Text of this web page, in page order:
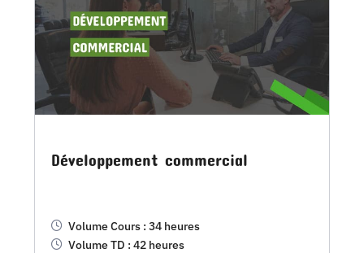
Développement commercial
Volume Cours : 34 heures
Volume TD : 42 heures